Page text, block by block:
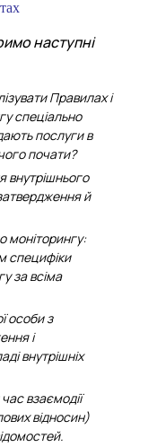
наступні
Правилах і
спеціально
послуги в
почати?
внутрішнього
й
моніторингу:
специфіки
за всіма
особи з
і
внутрішніх
взаємодії
відносин)